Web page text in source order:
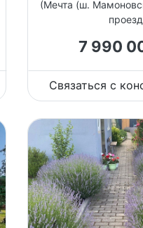
(Мечта (ш.
проезд
7 990
Связаться с